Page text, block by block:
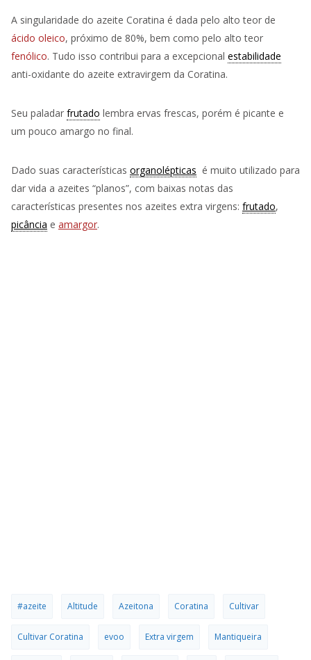
A singularidade do azeite Coratina é dada pelo alto teor de
ácido oleico, próximo de 80%, bem como pelo alto teor
fenólico. Tudo isso contribui para a excepcional estabilidade
anti-oxidante do azeite extravirgem da Coratina.
Seu paladar frutado lembra ervas frescas, porém é picante e
um pouco amargo no final.
Dado suas características organolépticas é muito utilizado para
dar vida a azeites “planos”, com baixas notas das
características presentes nos azeites extra virgens: frutado,
picância e amargor.
#azeite Altitude Azeitona Coratina Cultivar
Cultivar Coratina evoo Extra virgem Mantiqueira